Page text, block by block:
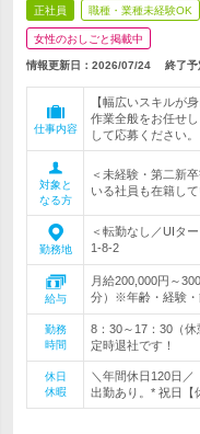
正社員 職種・業種未経験OK
女性のおしごと掲載中
情報更新日：2026/07/24 終了予
仕事内容
【幅広いスキルが
作業全般をお任せ
して応募ください。
対象と
なる方
＜未経験・第二新
いる社員も在籍し
勤務地
＜転勤なし／UIタ
1-8-2
給与
月給200,000円～
分）※年齢・経験・
勤務
時間
8：30～17：30（
定時退社です！
休日
休暇
＼年間休日120日
出勤あり。* 祝日【